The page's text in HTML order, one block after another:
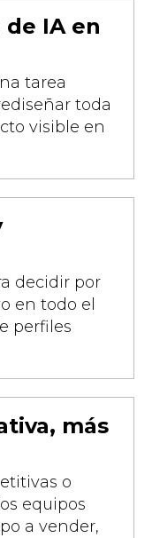
IA en
tarea
toda
visible en
decidir por
en todo el
perfiles
más
o
equipos
a vender,